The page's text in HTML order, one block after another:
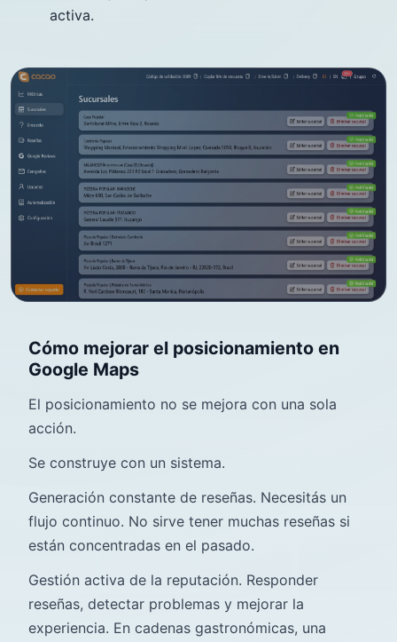
activa.
Cómo mejorar el posicionamiento en
Google Maps
El posicionamiento no se mejora con una sola
acción.
Se construye con un sistema.
Generación constante de reseñas. Necesitás un
flujo continuo. No sirve tener muchas reseñas si
están concentradas en el pasado.
Gestión activa de la reputación. Responder
reseñas, detectar problemas y mejorar la
experiencia. En cadenas gastronómicas, una